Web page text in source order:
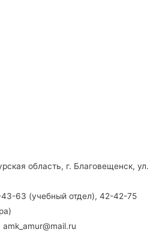
область, г. Благовещенск, ул.
63 (учебный отдел), 42-42-75